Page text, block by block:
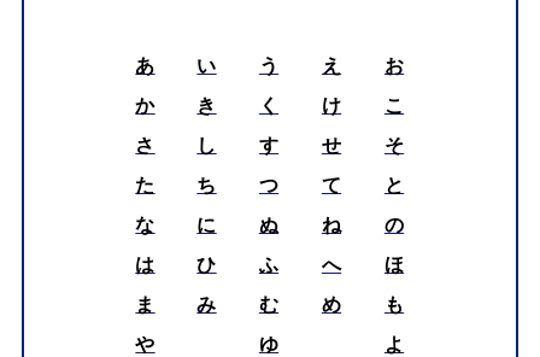
あ い う え
お
か
き く け
こ
さ
し す せ
そ
た
ち つ て
と
な
に ぬ ね
の
は
ひ ふ へ
ほ
ま
み む め
も
や
ゆ
よ